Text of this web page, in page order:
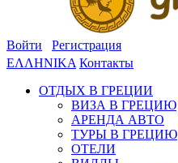
Войти
Регистрация
ΕΛΛΗΝΙΚΑ Контакты
ОТДЫХ В ГРЕЦИИ
ВИЗА В ГРЕЦИЮ
АРЕНДА АВТО
ТУРЫ В ГРЕЦИЮ
ОТЕЛИ